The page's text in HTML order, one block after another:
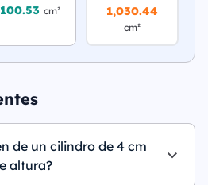
100.53 cm²
1,030.44
cm²
de un cilindro de 4 cm
altura?